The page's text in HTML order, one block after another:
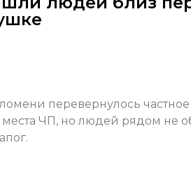
перевернулось
места ЧП, но людей рядом не